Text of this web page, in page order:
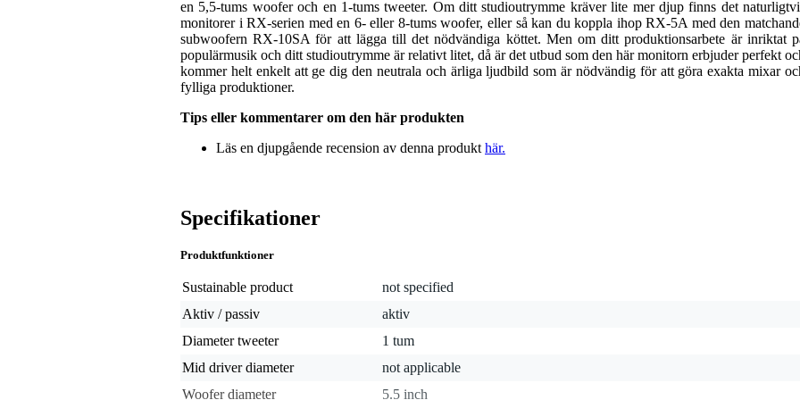
en 5,5-tums woofer och en 1-tums tweeter. Om ditt studioutrymme kräver lite mer djup finns det
monitorer i RX-serien med en 6- eller 8-tums woofer, eller så kan du koppla ihop RX-5A med den
subwoofern RX-10SA för att lägga till det nödvändiga köttet. Men om ditt produktionsarbete är inriktat
populärmusik och ditt studioutrymme är relativt litet, då är det utbud som den här monitorn erbjuder perfekt
kommer helt enkelt att ge dig den neutrala och ärliga ljudbild som är nödvändig för att göra exakta mixar
fylliga produktioner.
Tips eller kommentarer om den här produkten
Läs en djupgående recension av denna produkthär.
Specifikationer
Produktfunktioner
Sustainable product
not specified
Aktiv / passiv
aktiv
Diameter tweeter
1 tum
Mid driver diameter
not applicable
Woofer diameter
5.5 inch